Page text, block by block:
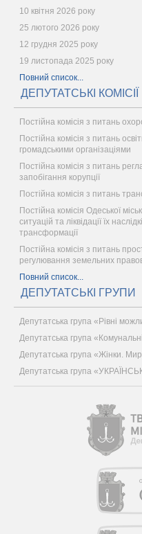
10 квітня 2026 року
25 лютого 2026 року
12 грудня 2025 року
19 листопада 2025 року
Повний список...
ДЕПУТАТСЬКІ КОМІСІЇ
Постійна комісія з питань
Постійна комісія з питань
громадськими організаціями
Постійна комісія з питань
запобігання корупції
Постійна комісія з питань
Постійна комісія Одеської
ситуацій та ліквідації їх
трансформації
Постійна комісія з питань
регулювання земельних
Повний список...
ДЕПУТАТСЬКІ ГРУПИ
Депутатська група «Рівні
Депутатська група
Депутатська група «Жінки.
Депутатська група